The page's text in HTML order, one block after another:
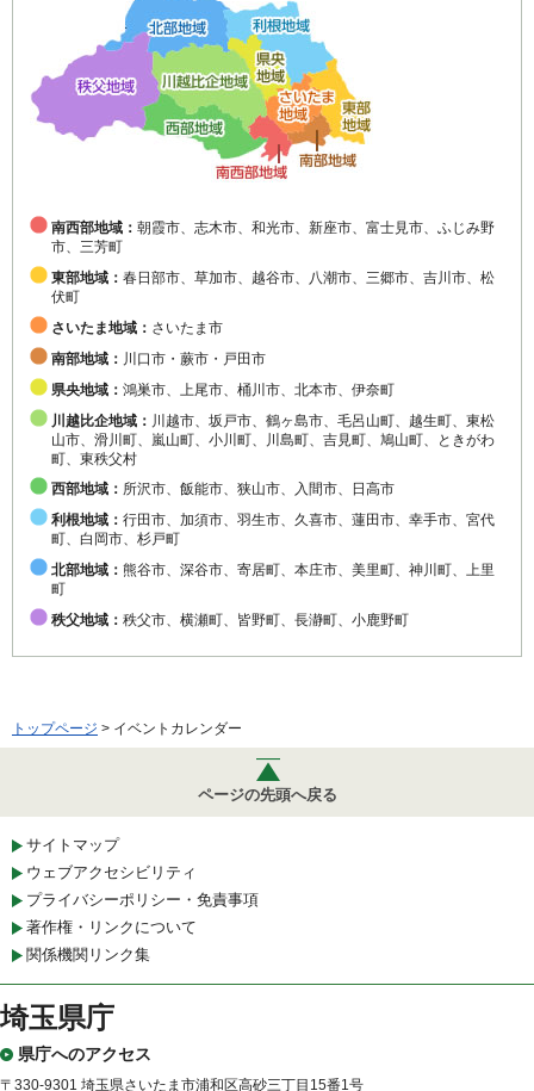
南西部地域： 朝霞市、志木市、和光市、新座市、富士見市、ふじみ野
市、三芳町
東部地域： 春日部市、草加市、越谷市、八潮市、三郷市、吉川市、松
伏町
さいたま地域： さいたま市
南部地域： 川口市・蕨市・戸田市
県央地域： 鴻巣市、上尾市、桶川市、北本市、伊奈町
川越比企地域： 川越市、坂戸市、鶴ヶ島市、毛呂山町、越生町、東松
山市、滑川町、嵐山町、小川町、川島町、吉見町、鳩山町、ときがわ
町、東秩父村
西部地域： 所沢市、飯能市、狭山市、入間市、日高市
利根地域： 行田市、加須市、羽生市、久喜市、蓮田市、幸手市、宮代
町、白岡市、杉戸町
北部地域： 熊谷市、深谷市、寄居町、本庄市、美里町、神川町、上里
町
秩父地域： 秩父市、横瀬町、皆野町、長瀞町、小鹿野町
トップページ > イベントカレンダー
ページの先頭へ戻る
サイトマップ
ウェブアクセシビリティ
プライバシーポリシー・免責事項
著作権・リンクについて
関係機関リンク集
埼玉県庁
県庁へのアクセス
〒330-9301 埼玉県さいたま市浦和区高砂三丁目15番1号